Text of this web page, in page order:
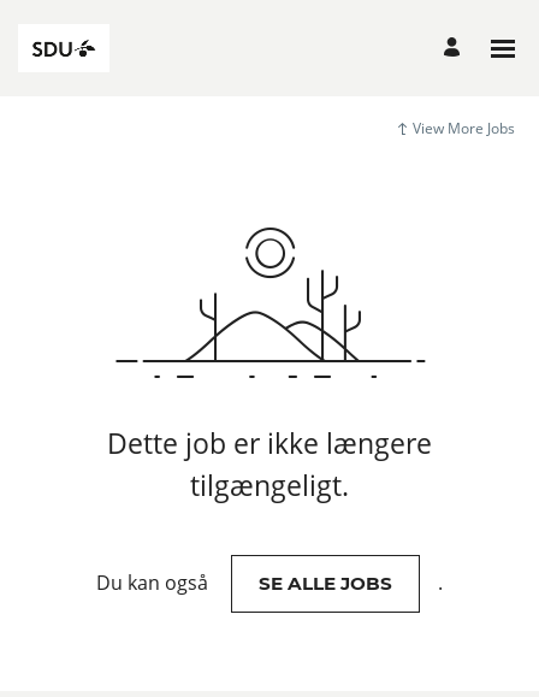
View More Jobs
Dette job er ikke længere
tilgængeligt.
Du kan også SE ALLE JOBS .